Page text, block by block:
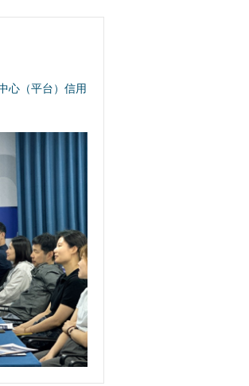
心（平台）信用